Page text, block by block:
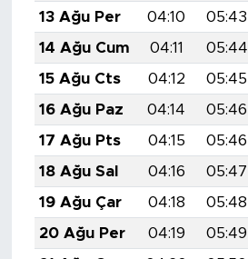
13 Ağu Per
04:10 05:43
14 Ağu Cum
04:11 05:44
15 Ağu Cts
04:12 05:45
16 Ağu Paz
04:14 05:46
17 Ağu Pts
04:15 05:46
18 Ağu Sal
04:16 05:47
19 Ağu Çar
04:18 05:48
20 Ağu Per
04:19 05:49